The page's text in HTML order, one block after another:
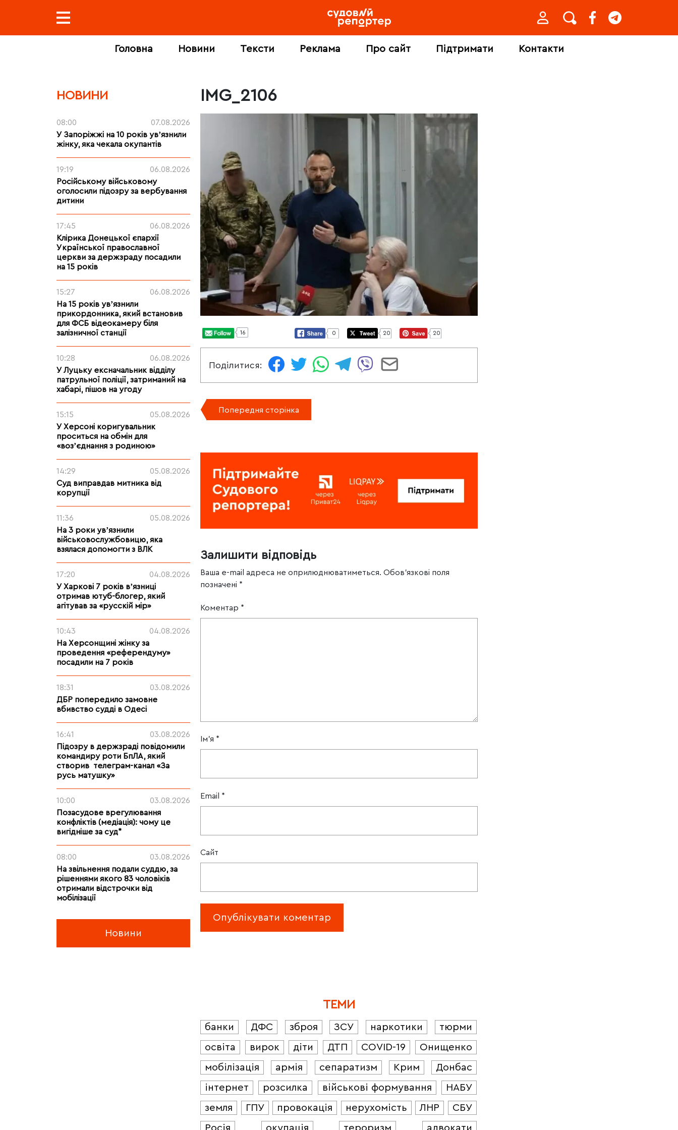
Головна Новини Тексти Реклама Про сайт Підтримати Контакти
НОВИНИ
08:00
07.08.2026
У Запоріжжі на 10 років увʼязнили
жінку, яка чекала окупантів
19:19
06.08.2026
Російському військовому
оголосили підозру за вербування
дитини
17:45
06.08.2026
Клірика Донецької єпархії
Української православної
церкви за держзраду посадили
на 15 років
15:27
06.08.2026
На 15 років увʼязнили
прикордонника, який встановив
для ФСБ відеокамеру біля
залізничної станції
10:28
06.08.2026
У Луцьку ексначальник відділу
патрульної поліції, затриманий на
хабарі, пішов на угоду
15:15
05.08.2026
У Херсоні коригувальник
проситься на обмін для
«возʼєднання з родиною»
14:29
05.08.2026
Суд виправдав митника від
корупції
11:36
05.08.2026
На 3 роки увʼязнили
військовослужбовицю, яка
взялася допомогти з ВЛК
17:20
04.08.2026
У Харкові 7 років вʼязниці
отримав ютуб-блогер, який
агітував за «русскій мір»
10:43
04.08.2026
На Херсонщині жінку за
проведення «референдуму»
посадили на 7 років
18:31
03.08.2026
ДБР попередило замовне
вбивство судді в Одесі
16:41
03.08.2026
Підозру в держзраді повідомили
командиру роти БпЛА, який
створив телеграм-канал «За
русь матушку»
10:00
03.08.2026
Позасудове врегулювання
конфліктів (медіація): чому це
вигідніше за суд*
08:00
03.08.2026
На звільнення подали суддю, за
рішеннями якого 83 чоловіків
отримали відстрочки від
мобілізації
Новини
IMG_2106
16 0 20 20
Поділитися:
Попередня сторінка
Залишити відповідь
Ваша e-mail адреса не оприлюднюватиметься. Обов’язкові поля
позначені *
Коментар *
Ім'я *
Email *
Сайт
ТЕМИ
банки ДФС зброя ЗСУ наркотики
тюрми
освіта
вирок діти ДТП COVID-19
Онищенко
мобілізація
армія сепаратизм Крим
Донбас
інтернет
розсилка військові формування
НАБУ
земля
ГПУ провокація нерухомість ЛНР
СБУ
Росія
окупація тероризм
адвокати